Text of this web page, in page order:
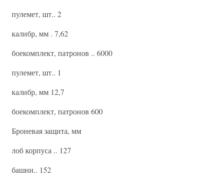
пулемет, шт.. 2
калибр, мм . 7,62
боекомплект, патронов .. 6000
пулемет, шт.. 1
калибр, мм 12,7
боекомплект, патронов 600
Броневая защита, мм
лоб корпуса .. 127
башни.. 152